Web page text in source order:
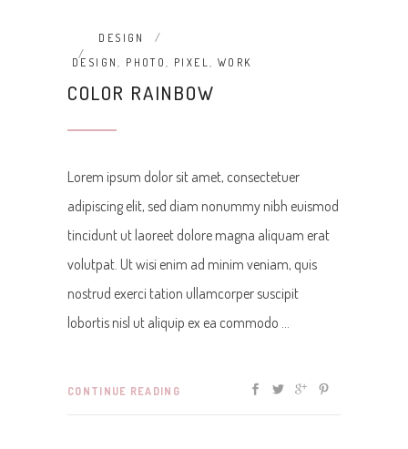
DESIGN
DESIGN, PHOTO, PIXEL, WORK
COLOR RAINBOW
Lorem ipsum dolor sit amet, consectetuer
adipiscing elit, sed diam nonummy nibh euismod
tincidunt ut laoreet dolore magna aliquam erat
volutpat. Ut wisi enim ad minim veniam, quis
nostrud exerci tation ullamcorper suscipit
lobortis nisl ut aliquip ex ea commodo
CONTINUE READING